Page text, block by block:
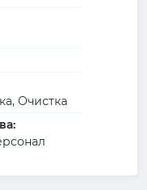
Очистка